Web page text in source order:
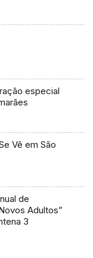
especial
Vê em São
de
Adultos”
3